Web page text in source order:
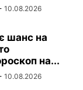
10.08.2026
шанс на
на...
10.08.2026